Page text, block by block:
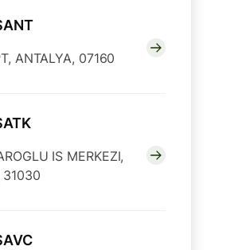
ANTALYA, 07160
IS MERKEZI,
31030